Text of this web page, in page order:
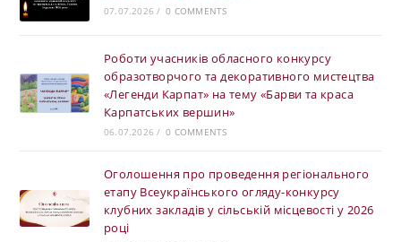
07.07.2026 / 0 COMMENTS
Роботи учасників обласного конкурсу
образотворчого та декоративного мистецтва
«Легенди Карпат» на тему «Барви та краса
Карпатських вершин»
06.07.2026 / 0 COMMENTS
Оголошення про проведення регіонального
етапу Всеукраїнського огляду-конкурсу
клубних закладів у сільській місцевості у 2026
році